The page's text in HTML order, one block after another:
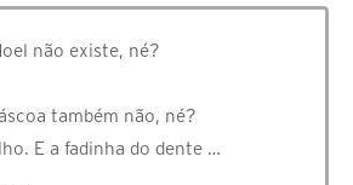
não existe, né?
também não, né?
E a fadinha do dente …